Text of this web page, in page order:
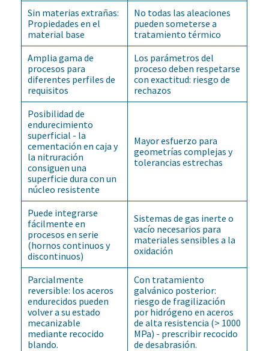
Sin materias extrañas:
Propiedades en el
material base
No todas las aleaciones
pueden someterse a
tratamiento térmico
Amplia gama de
procesos para
diferentes perfiles de
requisitos
Los parámetros del
proceso deben respetarse
con exactitud: riesgo de
rechazos
Posibilidad de
endurecimiento
superficial - la
cementación en caja y
la nitruración
consiguen una
superficie dura con un
núcleo resistente
Mayor esfuerzo para
geometrías complejas y
tolerancias estrechas
Puede integrarse
fácilmente en
procesos en serie
(hornos continuos y
discontinuos)
Sistemas de gas inerte o
vacío necesarios para
materiales sensibles a la
oxidación
Parcialmente
reversible: los aceros
endurecidos pueden
volver a su estado
mecanizable
mediante recocido
blando.
Con tratamiento
galvánico posterior:
riesgo de fragilización
por hidrógeno en aceros
de alta resistencia (> 1000
MPa) - prescribir recocido
de desabrasión.